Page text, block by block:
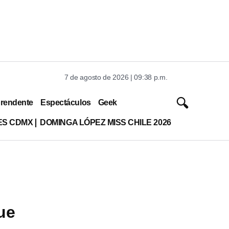
7 de agosto de 2026 | 09:38 p.m.
Espectáculos Geek
CDMX DOMINGA LÓPEZ MISS CHILE 2026